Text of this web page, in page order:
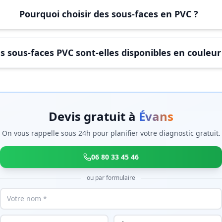
Pourquoi choisir des sous-faces en PVC ?
sous-faces PVC sont-elles disponibles en couleur
Devis gratuit à Évans
On vous rappelle sous 24h pour planifier votre diagnostic gratuit.
06 80 33 45 46
ou par formulaire